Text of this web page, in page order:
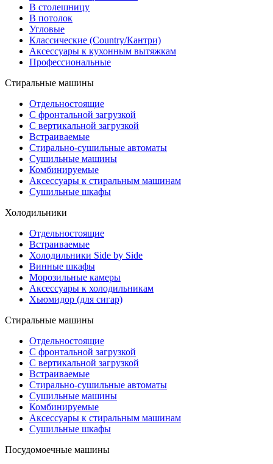
В столешницу
В потолок
Угловые
Классические (Country/Кантри)
Аксессуары к кухонным вытяжкам
Профессиональные
Стиральные машины
Отдельностоящие
С фронтальной загрузкой
С вертикальной загрузкой
Встраиваемые
Стирально-сушильные автоматы
Сушильные машины
Комбинируемые
Аксессуары к стиральным машинам
Сушильные шкафы
Холодильники
Отдельностоящие
Встраиваемые
Холодильники Side by Side
Винные шкафы
Морозильные камеры
Аксессуары к холодильникам
Хьюмидор (для сигар)
Стиральные машины
Отдельностоящие
С фронтальной загрузкой
С вертикальной загрузкой
Встраиваемые
Стирально-сушильные автоматы
Сушильные машины
Комбинируемые
Аксессуары к стиральным машинам
Сушильные шкафы
Посудомоечные машины